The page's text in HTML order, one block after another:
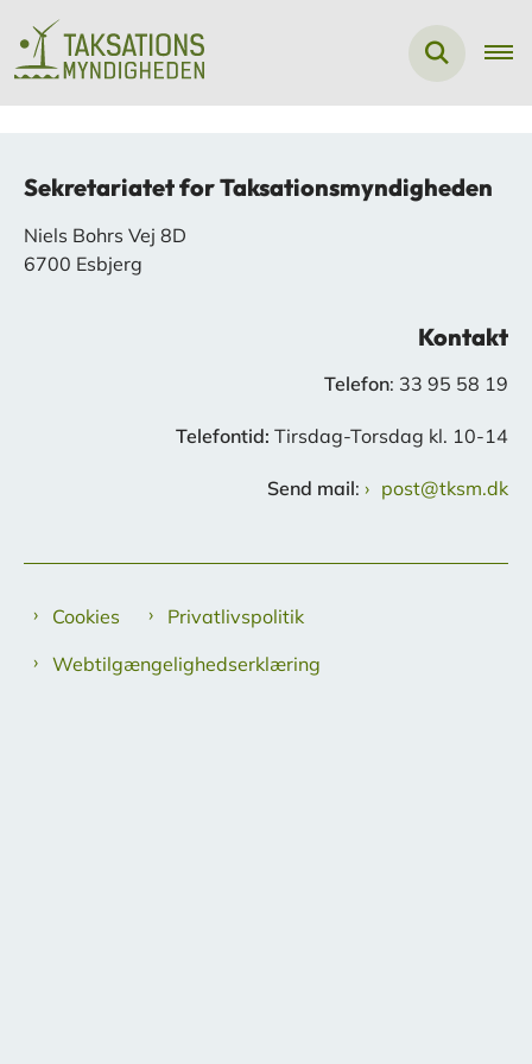
Sekretariatet for Taksationsmyndigheden
Niels Bohrs Vej 8D
6700 Esbjerg
Kontakt
Telefon: 33 95 58 19
Telefontid: Tirsdag-Torsdag kl. 10-14
Send mail: post@tksm.dk
Cookies
Privatlivspolitik
Webtilgængelighedserklæring